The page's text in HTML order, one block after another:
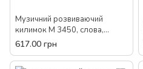
Музичний розвиваючий
килимок M 3450, слова,
цифри, дитяча розвиваюча
617.00 грн